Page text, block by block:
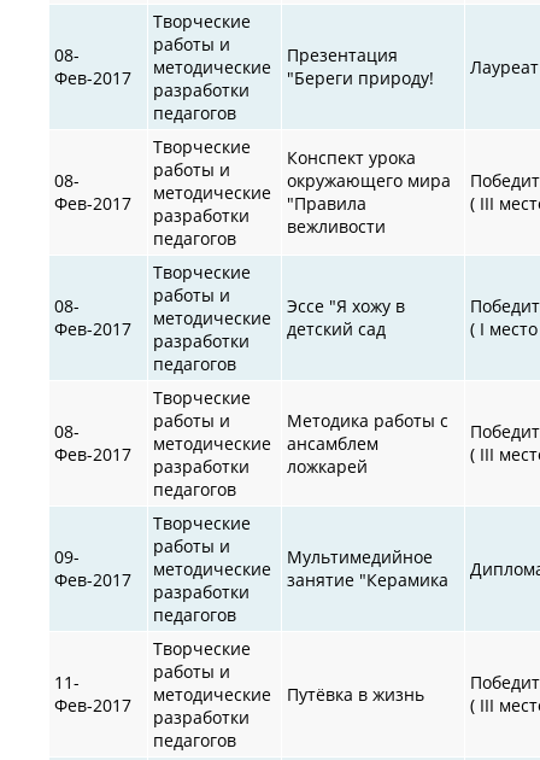
08-
Фев-2017
Творческие
работы и
методические
разработки
педагогов
Презентация
"Береги природу!
Лауреат
08-
Фев-2017
Творческие
работы и
методические
разработки
педагогов
Конспект урока
окружающего мира
"Правила
вежливости
( III
08-
Фев-2017
Творческие
работы и
методические
разработки
педагогов
Эссе "Я хожу в
детский сад
( I
08-
Фев-2017
Творческие
работы и
методические
разработки
педагогов
Методика работы с
ансамблем
ложкарей
( III
09-
Фев-2017
Творческие
работы и
методические
разработки
педагогов
Мультимедийное
занятие "Керамика
11-
Фев-2017
Творческие
работы и
методические
разработки
педагогов
Путёвка в жизнь
( III